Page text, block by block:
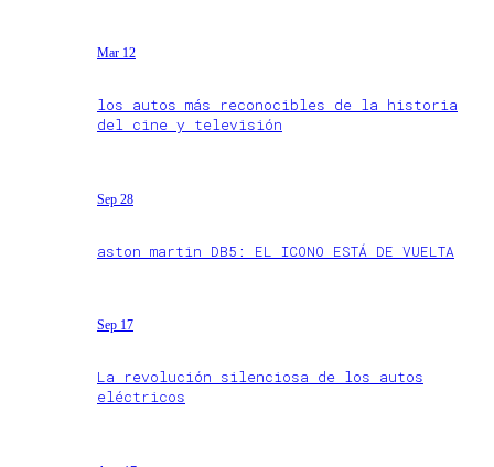
Mar 12
los autos más reconocibles de la historia
del cine y televisión
Sep 28
aston martin DB5: EL ICONO ESTÁ DE VUELTA
Sep 17
La revolución silenciosa de los autos
eléctricos